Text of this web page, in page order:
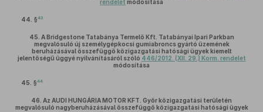
rendelet módosítása
44. §43
45. A Bridgestone Tatabánya Termelő Kft. Tatabányai Ipari Parkban
megvalósuló új személygépkocsi gumiabroncs gyártó üzemének
beruházásával összefüggő közigazgatási hatósági ügyek kiemelt
jelentőségű üggyé nyilvánításáról szóló 446/2012. (XII. 29.) Korm. rendelet
módosítása
45. §44
46. Az AUDI HUNGÁRIA MOTOR KFT. Győr közigazgatási területén
megvalósuló nagyberuházásával összefüggő közigazgatási hatósági ügyek